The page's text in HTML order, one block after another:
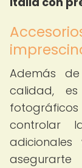
Además
calidad,
controlar